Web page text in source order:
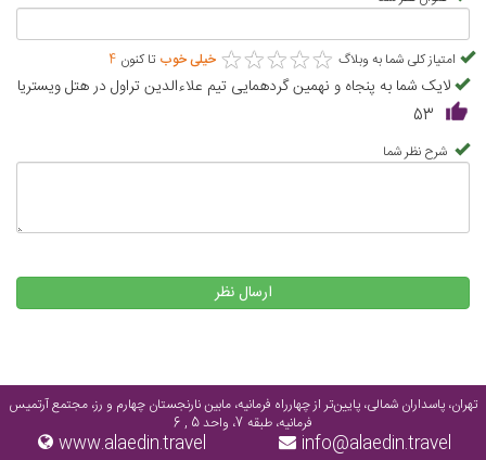
امتیاز کلی شما به وبلاگ ★★★★★
★★★★★ خیلی خوب تا کنون 4
لایک شما به پنجاه و نهمین گردهمایی تیم علاءالدین تراول در هتل ویستریا
53
شرح نظر شما
ارسال نظر
تهران، پاسداران شمالی، پایین‌تر از چهارراه فرمانیه، مابین نارنجستان چهارم و رز، مجتمع آرتمیس
فرمانیه، طبقه 7، واحد 5 , 6
info@alaedin.travel
www.alaedin.travel